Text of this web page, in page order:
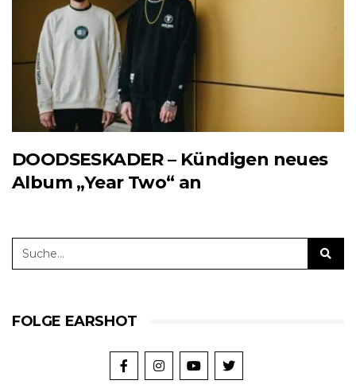
DOODSESKADER – Kündigen neues
Album „Year Two“ an
FOLGE EARSHOT